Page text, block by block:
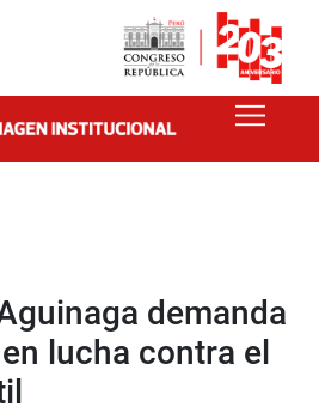
demanda
lucha contra el